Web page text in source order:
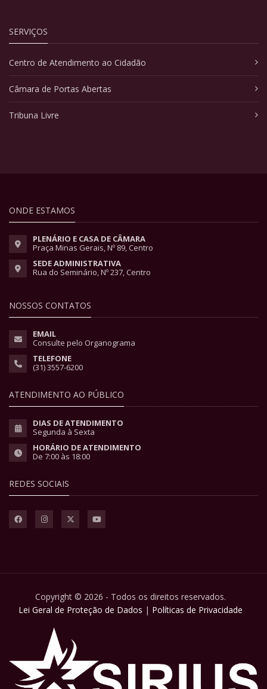
SERVIÇOS
Centro de Atendimento ao Cidadão
Câmara de Portas Abertas
Tribuna Livre
ONDE ESTAMOS
PLENÁRIO E CASA DE CÂMARA
Praça Minas Gerais, Nº 89, Centro
SEDE ADMINISTRATIVA
Rua do Seminário, Nº 237, Centro
NOSSOS CONTATOS
EMAIL
Consulte pelo Organograma
TELEFONE
(31) 3557-6200
ATENDIMENTO AO PÚBLICO
DIAS DE ATENDIMENTO
Segunda à Sexta
HORÁRIO DE ATENDIMENTO
De 7:00 às 18:00
REDES SOCIAIS
Copyright © 2026 - Todos os direitos reservados.
Lei Geral de Proteção de Dados | Políticas de Privacidade